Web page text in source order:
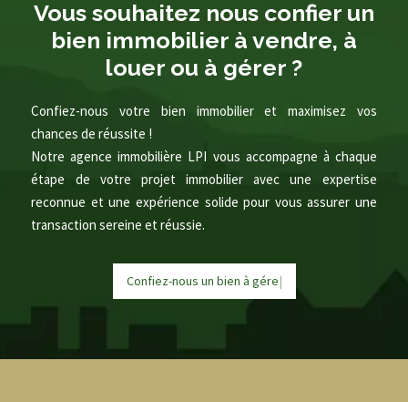
Vous souhaitez nous confier un
bien immobilier à vendre, à
louer ou à gérer ?
Confiez-nous votre bien immobilier et maximisez vos
chances de réussite !
Notre agence immobilière LPI vous accompagne à chaque
étape de votre projet immobilier avec une expertise
reconnue et une expérience solide pour vous assurer une
transaction sereine et réussie.
Confiez-nous un bien àgér|